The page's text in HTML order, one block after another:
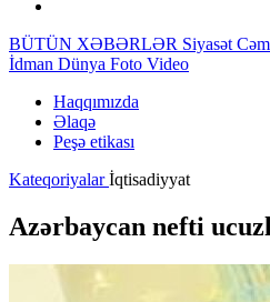
BÜTÜN XƏBƏRLƏR Siyasət
İdman Dünya Foto Video
Haqqımızda
Əlaqə
Peşə etikası
Kateqoriyalarİqtisadiyyat
Azərbaycan nefti